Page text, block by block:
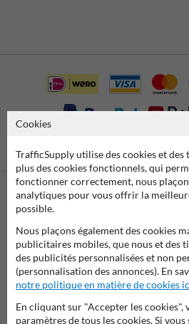
bancaire SEPA
Contactez-nous
Nous sommes joignables les jours
04 2957 647.
Des questions ? Envoyez un e-mail à
remplissez le formulaire et nous vous
possible.
info@trafficsupply.be
Cookies
TrafficSupply utilise des cookies et des
plus des cookies fonctionnels, qui
fonctionner correctement, nous
analytiques pour vous offrir la
possible.
Nous plaçons également des cookies
publicitaires mobiles, que nous et des
des publicités personnalisées et non
(personnalisation des annonces). En
notre politique en matière de cookies
En cliquant sur "Accepter les cookies",
paramètres de tous les cookies. Si